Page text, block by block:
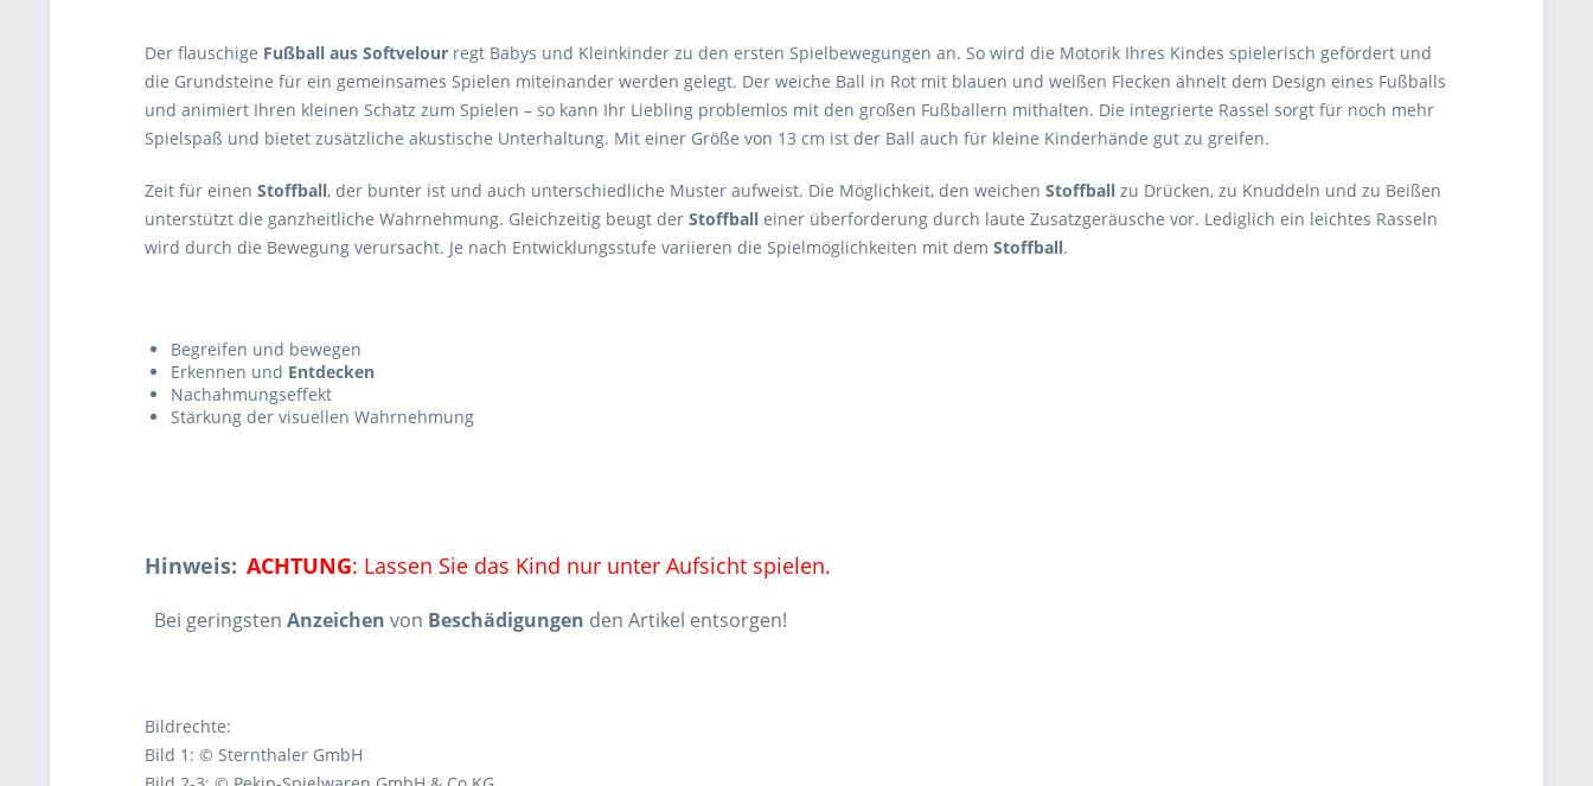
Der flauschige Fußball aus Softvelour regt Babys und Kleinkinder zu den ersten Spielbewegungen an. So wird die Motorik Ihres Kindes spielerisch gefördert und
die Grundsteine für ein gemeinsames Spielen miteinander werden gelegt. Der weiche Ball in Rot mit blauen und weißen Flecken ähnelt dem Design eines Fußballs
und animiert Ihren kleinen Schatz zum Spielen – so kann Ihr Liebling problemlos mit den großen Fußballern mithalten. Die integrierte Rassel sorgt für noch mehr
Spielspaß und bietet zusätzliche akustische Unterhaltung. Mit einer Größe von 13 cm ist der Ball auch für kleine Kinderhände gut zu greifen.
Zeit für einen Stoffball, der bunter ist und auch unterschiedliche Muster aufweist. Die Möglichkeit, den weichen Stoffball zu Drücken, zu Knuddeln und zu Beißen
unterstützt die ganzheitliche Wahrnehmung. Gleichzeitig beugt der Stoffball einer überforderung durch laute Zusatzgeräusche vor. Lediglich ein leichtes Rasseln
wird durch die Bewegung verursacht. Je nach Entwicklungsstufe variieren die Spielmöglichkeiten mit dem Stoffball.
Begreifen und bewegen
Erkennen und Entdecken
Nachahmungseffekt
Stärkung der visuellen Wahrnehmung
Hinweis: ACHTUNG: Lassen Sie das Kind nur unter Aufsicht spielen.
Bei geringsten Anzeichen von Beschädigungen den Artikel entsorgen!
Bildrechte:
Bild 1: © Sternthaler GmbH